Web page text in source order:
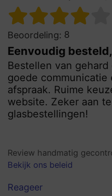
Beoordeling: 8
Eenvoudig
Bestellen van
goede
afspraak. Ruime
website. Zeker aan
glasbestellingen!
Review handmatig
Bekijk ons beleid
Reageer